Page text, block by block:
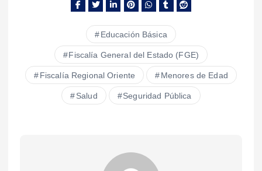
Educación Básica
Fiscalía General del Estado (FGE)
Fiscalía Regional Oriente Menores de Edad
Salud Seguridad Pública